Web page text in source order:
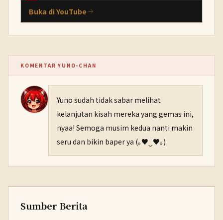
Buka di YouTube
KOMENTAR YUNO-CHAN
Yuno sudah tidak sabar melihat
kelanjutan kisah mereka yang gemas ini,
nyaa! Semoga musim kedua nanti makin
seru dan bikin baper ya (｡♥‿♥｡)
Sumber Berita